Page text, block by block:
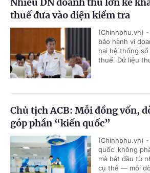
thuế đưa vào diện kiểm tra
(Chinhphu.vn)
báo hành vi
hai hệ thống
thuế. Dữ liệu
Chủ tịch ACB: Mỗi đồng vốn,
góp phần “kiến quốc”
(Chinhphu.vn)
quốc' không
mà bắt đầu từ
cụ thể — mỗi